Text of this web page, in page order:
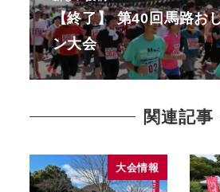
【終了】 第40回馬路お
ン大会
関連記事
大会情報